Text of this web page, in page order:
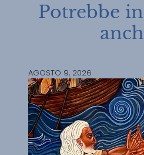
Potrebbe
AGOSTO 9, 2026